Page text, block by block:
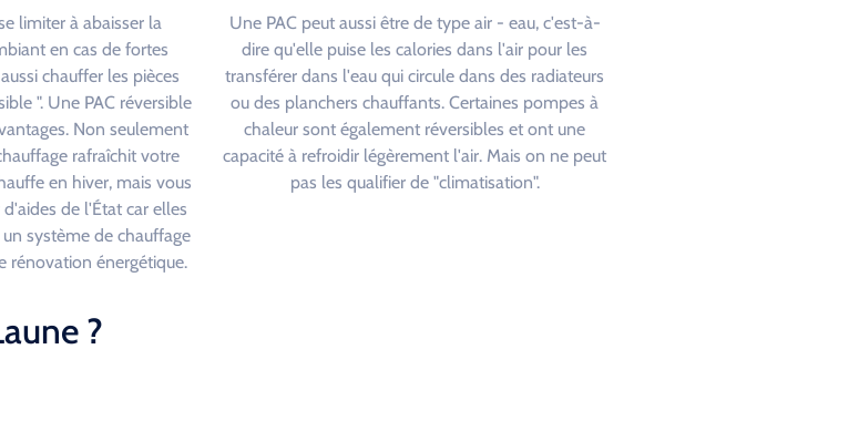
limiter à abaisser la
en cas de fortes
chauffer les pièces
". Une PAC réversible
Non seulement
rafraîchit votre
en hiver, mais vous
de l'État car elles
système de chauffage
rénovation énergétique.
Une PAC peut aussi être de type air - eau, c'est-à-
dire qu'elle puise les calories dans l'air pour les
transférer dans l'eau qui circule dans des radiateurs
ou des planchers chauffants. Certaines pompes à
chaleur sont également réversibles et ont une
capacité à refroidir légèrement l'air. Mais on ne peut
pas les qualifier de "climatisation".
?